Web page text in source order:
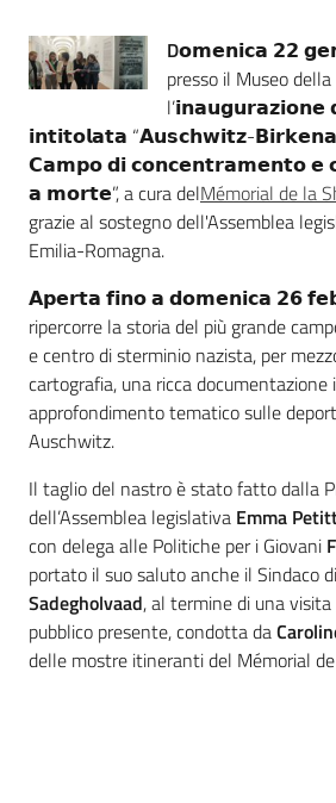
Assemblea
Attività
Argomenti
Per i media
Per i cittadini
D𝗼𝗺𝗲𝗻𝗶𝗰𝗮 𝟮𝟮
presso il Museo
𝗶𝗻𝘁𝗶𝘁𝗼𝗹𝗮𝘁𝗮 “𝗔𝘂𝘀𝗰𝗵𝘄𝗶𝘁𝘇-
𝗖𝗮𝗺𝗽𝗼 𝗱𝗶 𝗰𝗼𝗻𝗰𝗲𝗻𝘁𝗿𝗮𝗺𝗲𝗻𝘁𝗼 𝗲
𝗮 𝗺𝗼𝗿𝘁𝗲”, a cura delMémorial de la
grazie al sostegno dell'Assemblea
Emilia-Romagna.
𝗔𝗽𝗲𝗿𝘁𝗮 𝗳𝗶𝗻𝗼 𝗮 𝗱𝗼𝗺𝗲𝗻𝗶𝗰𝗮 𝟮𝟲
ripercorre la storia del più grande
e centro di sterminio nazista, per
cartografia, una ricca documentazione
approfondimento tematico sulle
Auschwitz.
Il taglio del nastro è stato fatto dalla
dell’Assemblea legislativa Emma
con delega alle Politiche per i Giovani
portato il suo saluto anche il Sindaco
Sadegholvaad, al termine di una
pubblico presente, condotta da
delle mostre itineranti del Mémorial